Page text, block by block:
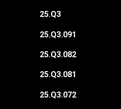
25.Q3
25.Q3.091
25.Q3.082
25.Q3.081
25.Q3.072